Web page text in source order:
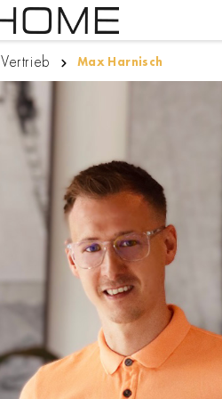
Innentüren Zargen
Designboden
Lighthouse Bremen
Vertrieb Max Harnisch